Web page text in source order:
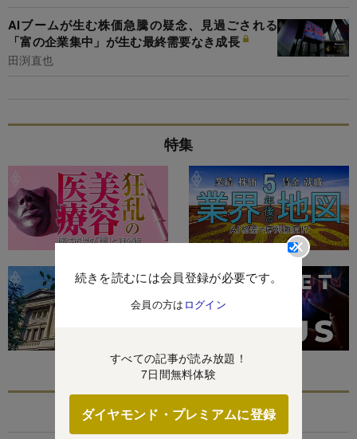
続きを読むには会員登録が必要です。
会員の方は ログイン
すべての記事が読み放題！
7日間無料体験
ダイヤモンド・プレミアムに登録
AIブームが生む株価急騰の疑念、見過ごされる
「富の企業集中」が生む最終需要なき成長
田渕直也
特集
あなたにおすすめ